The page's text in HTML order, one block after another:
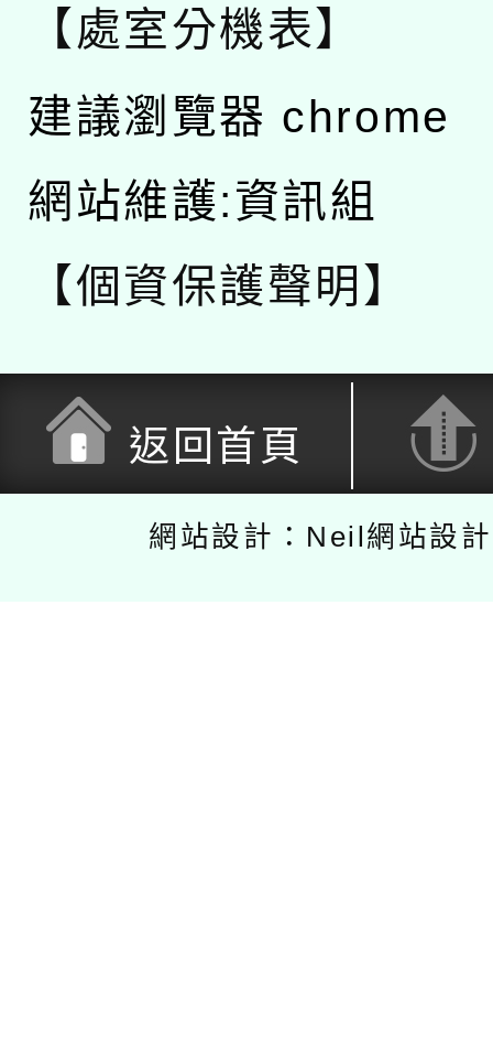
【處室分機表】
建議瀏覽器 chrome
網站維護:資訊組
【個資保護聲明】
返回首頁
網站設計：Neil網站設